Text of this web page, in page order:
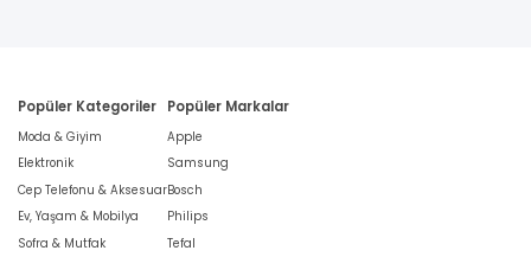
Popüler Kategoriler
Moda & Giyim
Elektronik
Cep Telefonu & Aksesuar
Ev, Yaşam & Mobilya
Sofra & Mutfak
Popüler Markalar
Apple
Samsung
Bosch
Philips
Tefal